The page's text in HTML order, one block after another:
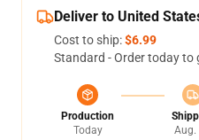
Deliver to United
Cost to ship:$6.99
Standard - Order today to
Production
Today
Aug.